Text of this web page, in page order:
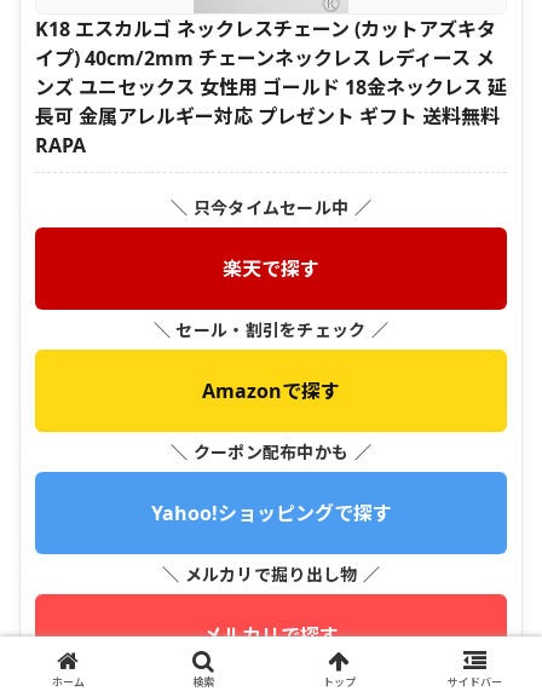
K18 エスカルゴ ネックレスチェーン (カットアズキタ
イプ) 40cm/2mm チェーンネックレス レディース メ
ンズ ユニセックス 女性用 ゴールド 18金ネックレス 延
長可 金属アレルギー対応 プレゼント ギフト 送料無料
RAPA
＼ 只今タイムセール中 ／
楽天で探す
＼ セール・割引をチェック ／
Amazonで探す
＼ クーポン配布中かも ／
Yahoo!ショッピングで探す
＼ メルカリで掘り出し物 ／
メルカリで探す
ホーム 検索 トップ サイドバー